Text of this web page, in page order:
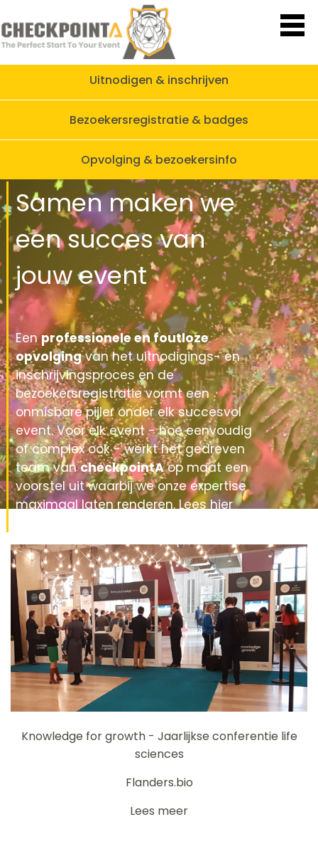
Uitnodigen & inschrijven
Bezoekersregistratie & badges
Opvolging & bezoekersinfo
Samen maken we
eensuccesvan
jouwevent
Eenprofessionele en foutloze
opvolgingvan het uitnodigings- en
inschrijvingsproces en de
bezoekersregistratie vormt een
onmisbare pijler onder elk succesvol
event. Voor elk event - hoe eenvoudig
of complex ook - werkt het gedreven
team vancheckpointAop maat een
voorstel uit waarbij we onze expertise
maximaal laten renderen. Lees hier
Knowledge for growth - Jaarlijkse conferentie life
sciences
Flanders.bio
Lees meer